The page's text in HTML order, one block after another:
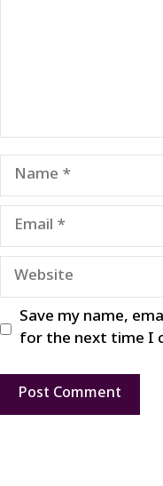
Name
Email
Website
Save my name,
for the next time I